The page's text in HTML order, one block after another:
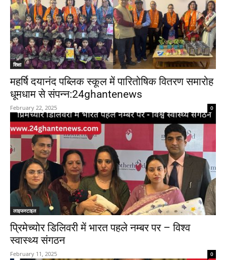
शिक्षा
महर्षि दयानंद पब्लिक स्कूल में पारितोषिक वितरण समारोह
धूमधाम से संपन्न:24ghantenews
February 22, 2025 0
लाइफस्टाइल
प्रिमेच्योर डिलिवरी में भारत पहले नम्बर पर – विश्व
स्वास्थ्य संगठन
February 11, 2025 0